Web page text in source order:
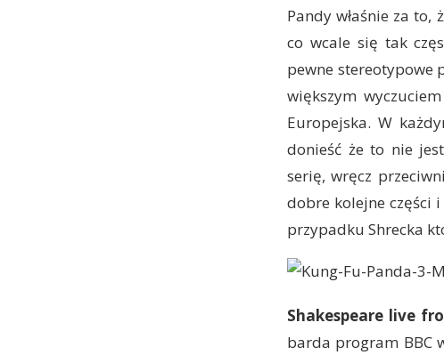
Pandy właśnie za
co wcale się tak
pewne stereotypowe
większym
Europejska. W
donieść że to nie
serię, wręcz
dobre kolejne części
przypadku Shrecka
Shakespeare live
barda program BBC